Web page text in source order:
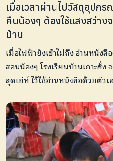
เมื่อเวลาผ่านไปวัสดุอุปก
คืนน้องๆ ต้องใช้แสงสว่าง
บ้าน
เมื่อไฟฟ้ายังเข้าไม่ถึง อ่านหนัง
สอนน้องๆ โรงเรียนบ้านเกาะฮั่ง
สุดเท่ห์ ไว้ใช้อ่านหนังสือด้วยตัวเ